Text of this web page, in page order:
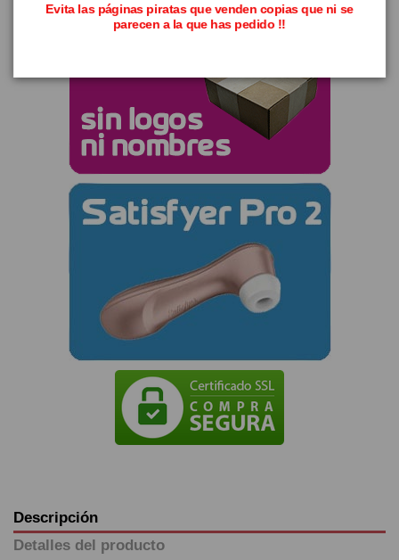
Descripción
Detalles del producto
Evita las páginas piratas que venden copias que ni se
parecen a la que has pedido !!